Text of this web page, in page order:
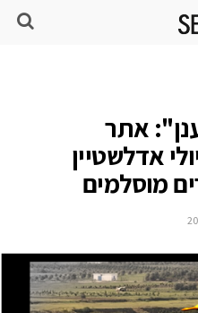
אתר
אדלשטיין
מוסלמים